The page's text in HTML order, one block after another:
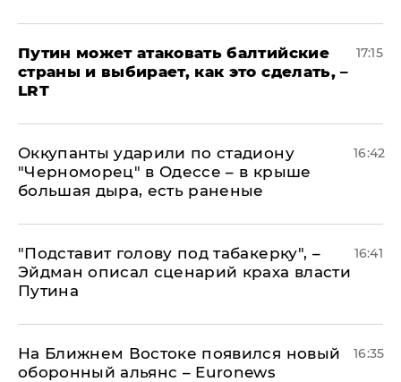
Путин может атаковать балтийские
страны и выбирает, как это сделать, –
LRT
17:15
Оккупанты ударили по стадиону
"Черноморец" в Одессе – в крыше
большая дыра, есть раненые
16:42
​"Подставит голову под табакерку", –
Эйдман описал сценарий краха власти
Путина
16:41
На Ближнем Востоке появился новый
оборонный альянс – Euronews
16:35